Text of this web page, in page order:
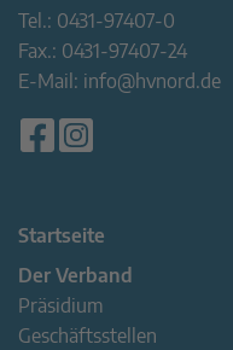
Tel.: 0431-97407-0
Fax.: 0431-97407-24
E-Mail: info@hvnord.de
Startseite
Der Verband
Präsidium
Geschäftsstellen